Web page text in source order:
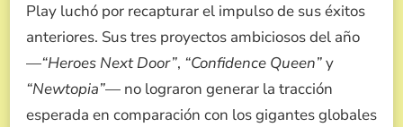
Play luchó por recapturar el impulso de sus éxitos
anteriores. Sus tres proyectos ambiciosos del año
—“Heroes Next Door”, “Confidence Queen”y
“Newtopia”— no lograron generar la tracción
esperada en comparación con los gigantes globales